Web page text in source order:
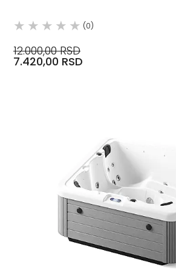
(0)
12.000,00 RSD
7.420,00 RSD